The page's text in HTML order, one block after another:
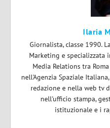
Ilaria
Giornalista, classe 1990.
Marketing e specializzata
Media Relations tra
nell'Agenzia Spaziale
redazione e nella web tv
nell'ufficio stampa,
istituzionale e i